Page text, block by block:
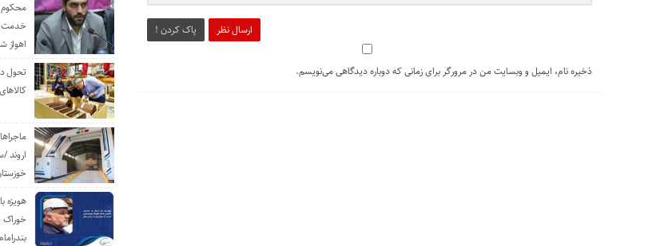
ارسال نظر پاک کردن !
ذخیره نام، ایمیل و وبسایت من در مرورگر برای زمانی که دوباره دیدگاهی می‌نویسم.
محکوم
خدمت و
اهواز
تحول
اروند
هویزه
خوراک